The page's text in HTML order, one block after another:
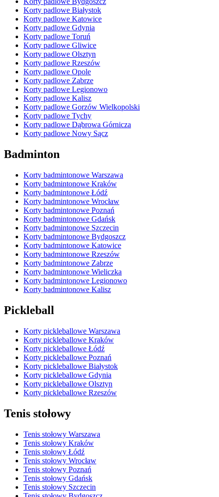
Korty padlowe Białystok
Korty padlowe Katowice
Korty padlowe Gdynia
Korty padlowe Toruń
Korty padlowe Gliwice
Korty padlowe Olsztyn
Korty padlowe Rzeszów
Korty padlowe Opole
Korty padlowe Zabrze
Korty padlowe Legionowo
Korty padlowe Kalisz
Korty padlowe Gorzów Wielkopolski
Korty padlowe Tychy
Korty padlowe Dąbrowa Górnicza
Korty padlowe Nowy Sącz
Badminton
Korty badmintonowe Warszawa
Korty badmintonowe Kraków
Korty badmintonowe Łódź
Korty badmintonowe Wrocław
Korty badmintonowe Poznań
Korty badmintonowe Gdańsk
Korty badmintonowe Szczecin
Korty badmintonowe Bydgoszcz
Korty badmintonowe Katowice
Korty badmintonowe Rzeszów
Korty badmintonowe Zabrze
Korty badmintonowe Wieliczka
Korty badmintonowe Legionowo
Korty badmintonowe Kalisz
Pickleball
Korty pickleballowe Warszawa
Korty pickleballowe Kraków
Korty pickleballowe Łódź
Korty pickleballowe Poznań
Korty pickleballowe Białystok
Korty pickleballowe Gdynia
Korty pickleballowe Olsztyn
Korty pickleballowe Rzeszów
Tenis stołowy
Tenis stołowy Warszawa
Tenis stołowy Kraków
Tenis stołowy Łódź
Tenis stołowy Wrocław
Tenis stołowy Poznań
Tenis stołowy Gdańsk
Tenis stołowy Szczecin